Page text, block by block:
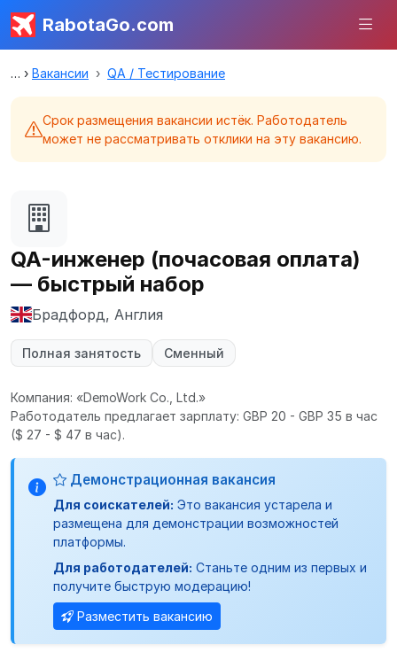
RabotaGo.com
Вакансии QA / Тестирование
Срок размещения вакансии истёк. Работодатель
может не рассматривать отклики на эту вакансию.
QA-инженер (почасовая оплата)
— быстрый набор
Брадфорд, Англия
Полная занятость Сменный
Компания: «DemoWork Co., Ltd.»
Работодатель предлагает зарплату: GBP 20 - GBP 35 в час
($ 27 - $ 47 в час).
Демонстрационная вакансия
Для соискателей: Это вакансия устарела и
размещена для демонстрации возможностей
платформы.
Для работодателей: Станьте одним из первых и
получите быструю модерацию!
Разместить вакансию